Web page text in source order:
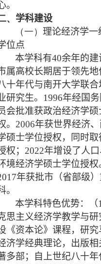
。
、 学科建设
（一）理论经济学一
位点
本学科有40余年的建
属高校长期居于领先
十年代与南开大学联
研究生。 1996年经国
会批准获政治经济学
。 2006年获世界经济
硕士学位授权，同时
权； 2022年增设了人
境经济学硕士学位授权
年获批市（省部级
。
本学科特色优势：（1
思主义经济学教学与
《资本论》课程，研究
济学经典理论，出版相
多部；自上世纪八十年